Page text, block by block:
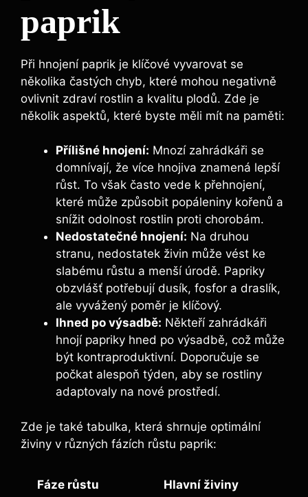
paprik
Při hnojení ⁤paprik‍ je ⁣klíčové vyvarovat‍ se
⁢několika⁢ častých chyb, které ‌mohou negativně
ovlivnit ‍zdraví‌ rostlin a ​kvalitu‌ plodů. ⁣Zde je​
několik aspektů, které ⁤byste měli ​mít na ​paměti:
Přílišné hnojení: Mnozí zahrádkáři se
domnívají, že ​více ⁢hnojiva znamená lepší
růst. To však často vede k přehnojení,⁤
které ⁢může způsobit popáleniny kořenů⁤ a
snížit odolnost rostlin proti chorobám.
Nedostatečné hnojení: ⁣Na ⁣druhou
stranu, nedostatek živin ‌může vést ke‍
slabému⁣ růstu ⁣a⁤ menší úrodě. Papriky
obzvlášť potřebují dusík, fosfor a draslík,
ale vyvážený​ poměr‍ je klíčový.
Ihned po výsadbě: Někteří zahrádkáři
hnojí papriky hned po výsadbě, což může
být kontraproduktivní.‍ Doporučuje se
počkat alespoň‌ týden, aby se rostliny
adaptovaly na nové prostředí.
Zde je také tabulka, která shrnuje optimální
živiny v ⁣různých fázích ​růstu ⁣paprik:
Fáze růstu Hlavní živiny